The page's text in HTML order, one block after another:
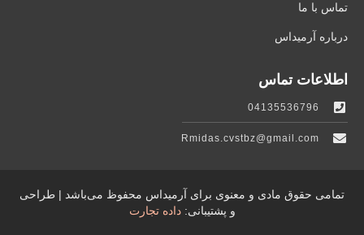
تماس با ما
درباره آرمیداس
اطلاعات تماس
04135536796
Rmidas.cvstbz@gmail.com
تمامی حقوق مادی و معنوی برای آرمیداس محفوظ می‌باشد | طراحی
و پشتیبانی:داده تجارت